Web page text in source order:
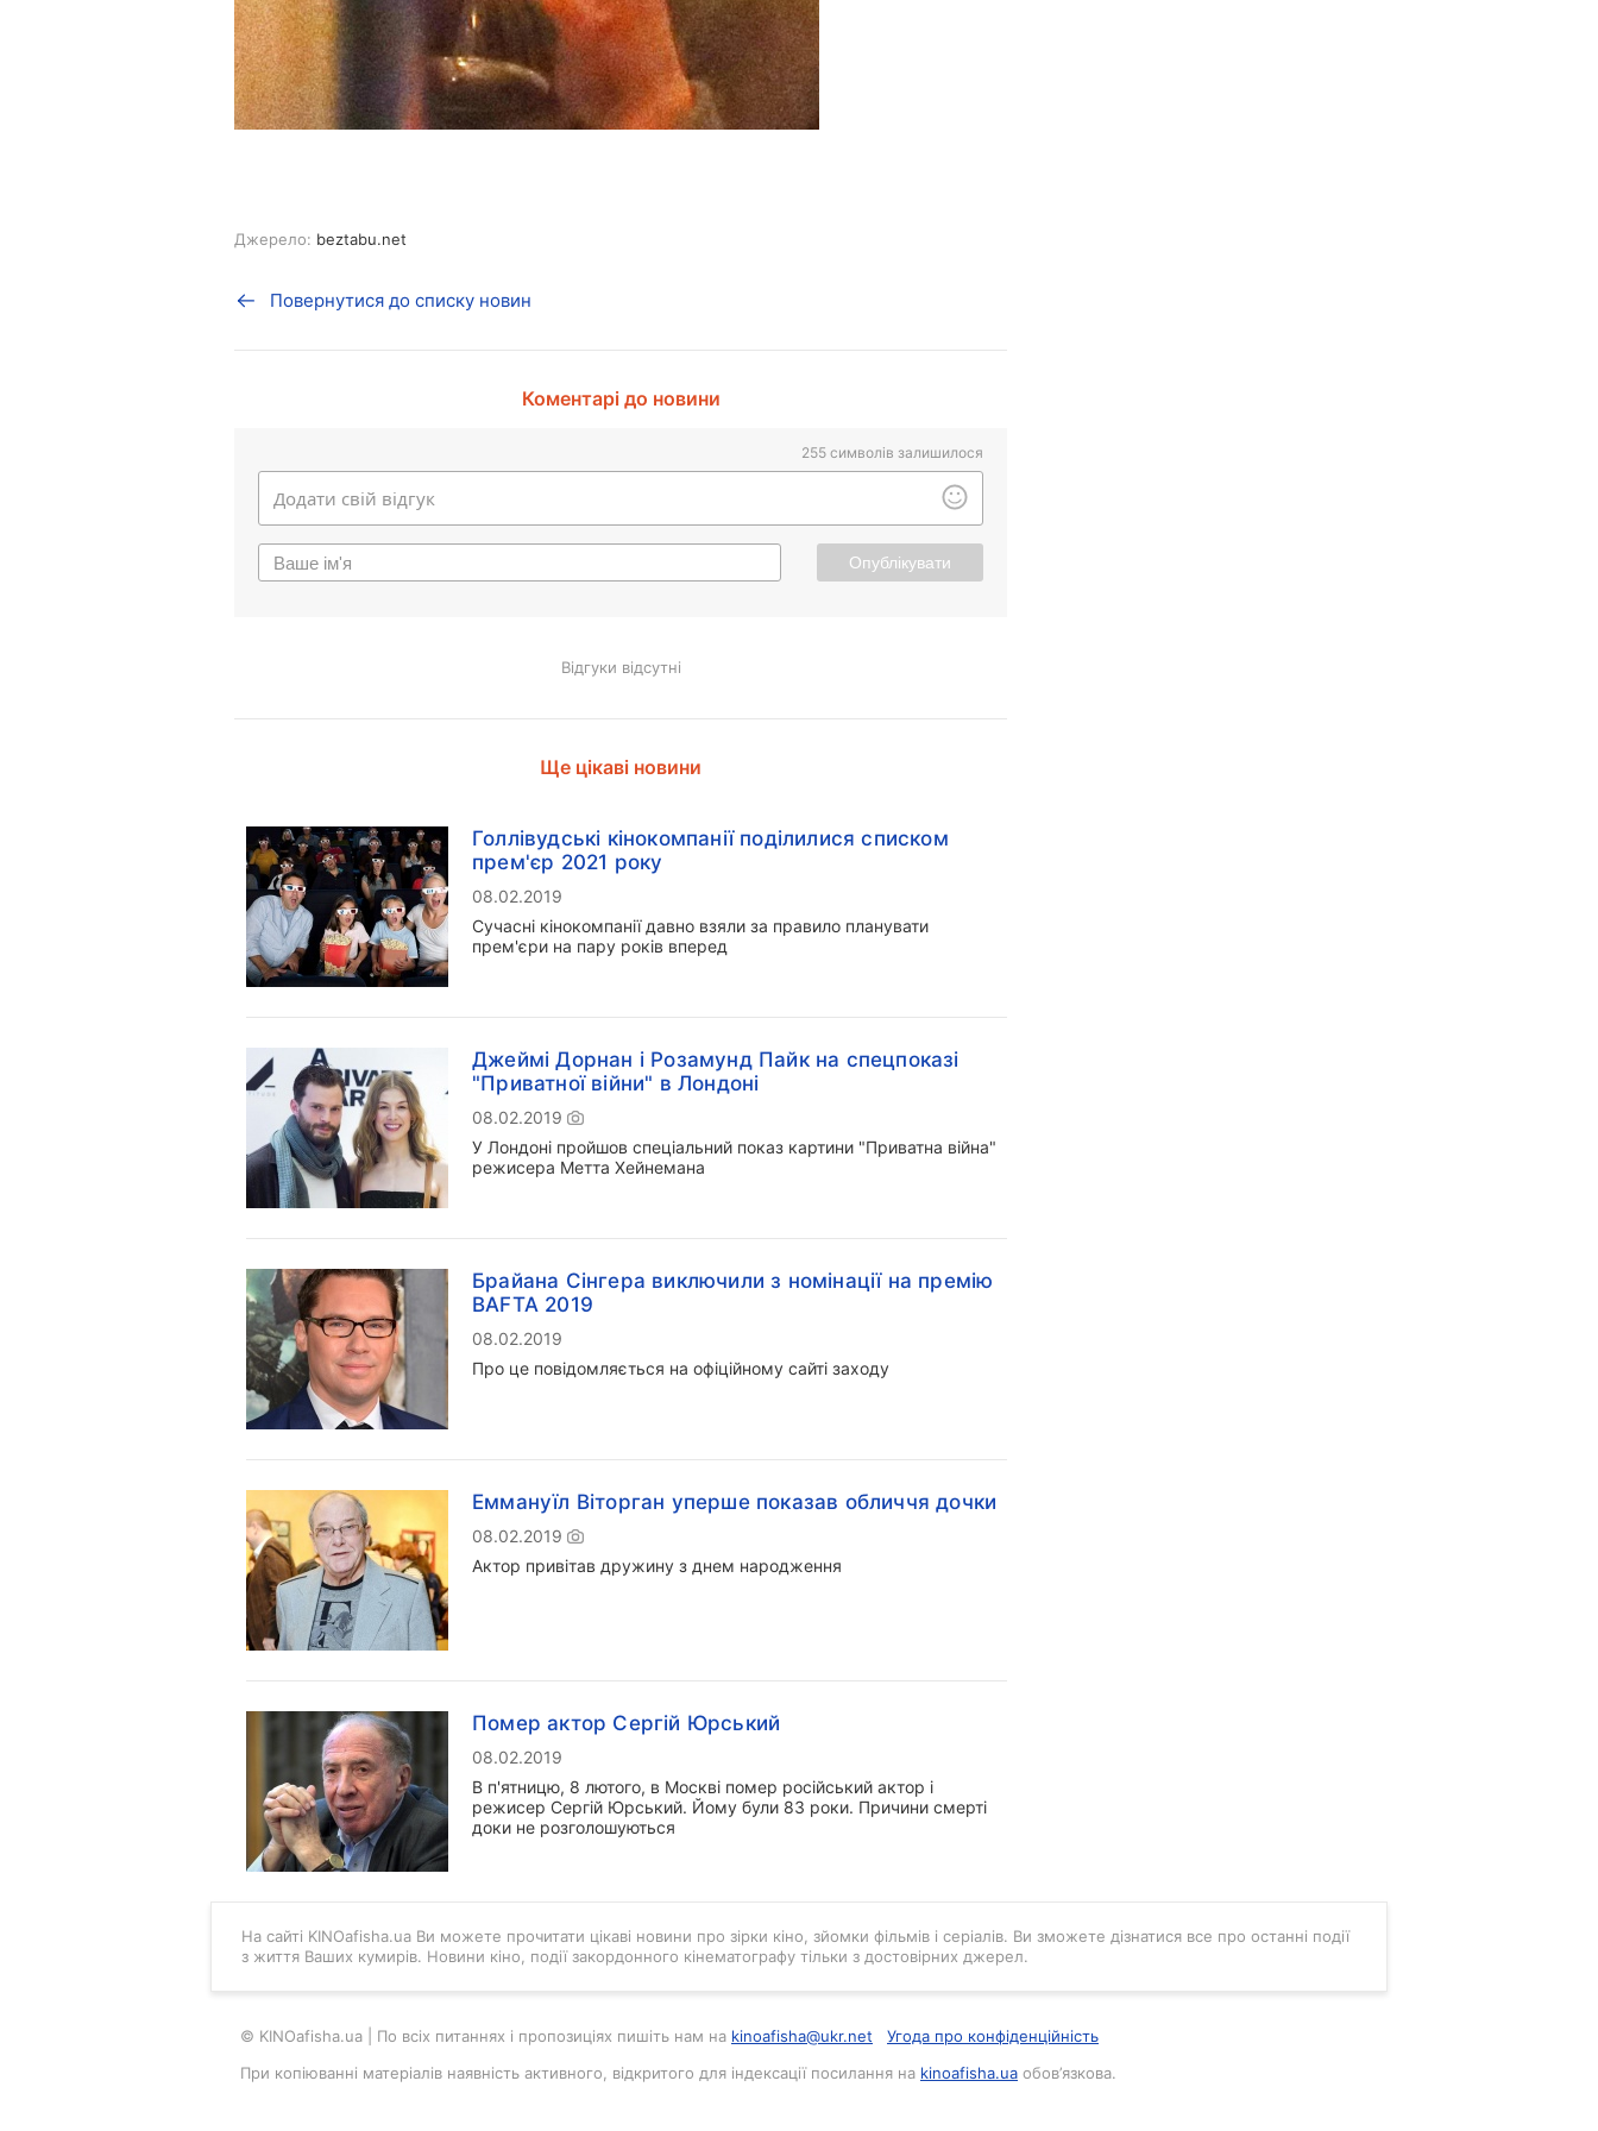
Джерело: beztabu.net
Повернутися до списку новин
Коментарі до новини
255 символів залишилося
Опублікувати
Відгуки відсутні
Ще цікаві новини
Голлівудські кінокомпанії поділилися списком
прем'єр 2021 року
08.02.2019
Сучасні кінокомпанії давно взяли за правило планувати
прем'єри на пару років вперед
Джеймі Дорнан і Розамунд Пайк на спецпоказі
"Приватної війни" в Лондоні
08.02.2019
У Лондоні пройшов спеціальний показ картини "Приватна війна"
режисера Метта Хейнемана
Брайана Сінгера виключили з номінації на премію
BAFTA 2019
08.02.2019
Про це повідомляється на офіційному сайті заходу
Еммануїл Віторган уперше показав обличчя дочки
08.02.2019
Актор привітав дружину з днем народження
Помер актор Сергій Юрський
08.02.2019
В п'ятницю, 8 лютого, в Москві помер російський актор і
режисер Сергій Юрський. Йому були 83 роки. Причини смерті
доки не розголошуються
На сайті KINOafisha.ua Ви можете прочитати цікаві новини про зірки кіно, зйомки фільмів і серіалів. Ви зможете дізнатися все про останні події
з життя Ваших кумирів. Новини кіно, події закордонного кінематографу тільки з достовірних джерел.
© KINOafisha.ua | По всіх питаннях і пропозиціях пишіть нам на kinoafisha@ukr.net
Угода про конфіденційність
При копіюванні матеріалів наявність активного, відкритого для індексації посилання на kinoafisha.ua обов’язкова.